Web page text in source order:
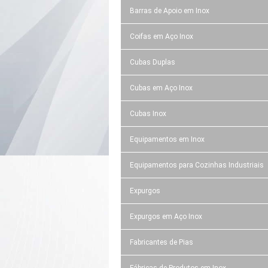
Barras de Apoio em Inox
Coifas em Aço Inox
Cubas Duplas
Cubas em Aço Inox
Cubas Inox
Equipamentos em Inox
Equipamentos para Cozinhas Industriais
Expurgos
Expurgos em Aço Inox
Fabricantes de Pias